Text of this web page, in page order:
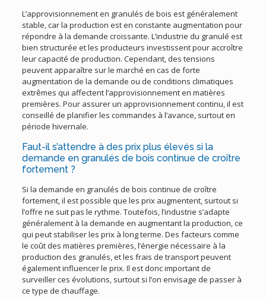
L’approvisionnement en granulés de bois est généralement
stable, car la production est en constante augmentation pour
répondre à la demande croissante. L’industrie du granulé est
bien structurée et les producteurs investissent pour accroître
leur capacité de production. Cependant, des tensions
peuvent apparaître sur le marché en cas de forte
augmentation de la demande ou de conditions climatiques
extrêmes qui affectent l’approvisionnement en matières
premières. Pour assurer un approvisionnement continu, il est
conseillé de planifier les commandes à l’avance, surtout en
période hivernale.
Faut-il s’attendre à des prix plus élevés si la
demande en granulés de bois continue de croître
fortement ?
Si la demande en granulés de bois continue de croître
fortement, il est possible que les prix augmentent, surtout si
l’offre ne suit pas le rythme. Toutefois, l’industrie s’adapte
généralement à la demande en augmentant la production, ce
qui peut stabiliser les prix à long terme. Des facteurs comme
le coût des matières premières, l’énergie nécessaire à la
production des granulés, et les frais de transport peuvent
également influencer le prix. Il est donc important de
surveiller ces évolutions, surtout si l’on envisage de passer à
ce type de chauffage.